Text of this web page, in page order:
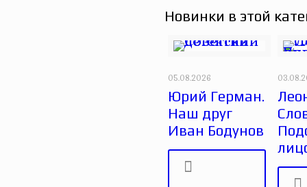
Новинки в этой
05.08.2026
Юрий Герман.
Наш друг
Иван Бодунов